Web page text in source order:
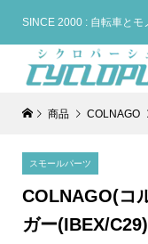
SINCE 2000 : 自転車とモ
商品 COLNAGO
スモールパーツ
COLNAGO(コ
ガー(IBEX/C29)